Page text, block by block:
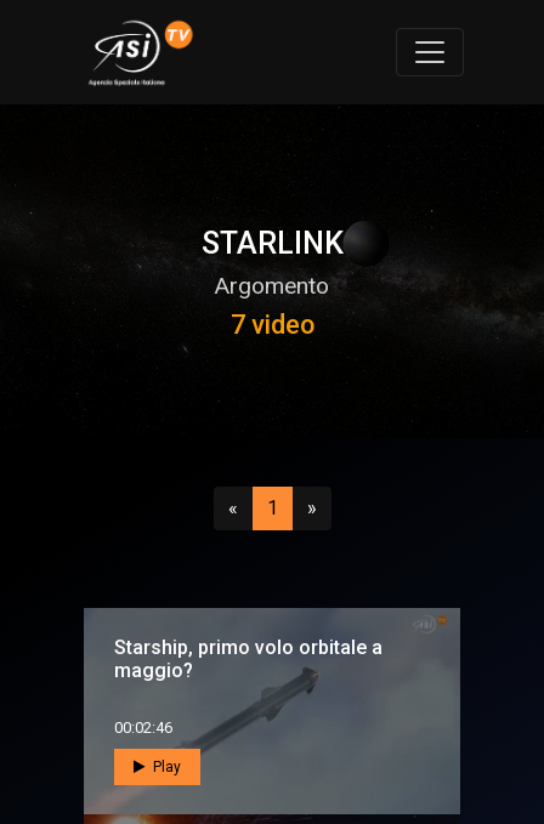
STARLINK
Argomento
7 video
«Precedente
1 (attuale)
»Successivo
Starship, primo volo orbitale a
maggio?
00:02:46
Play